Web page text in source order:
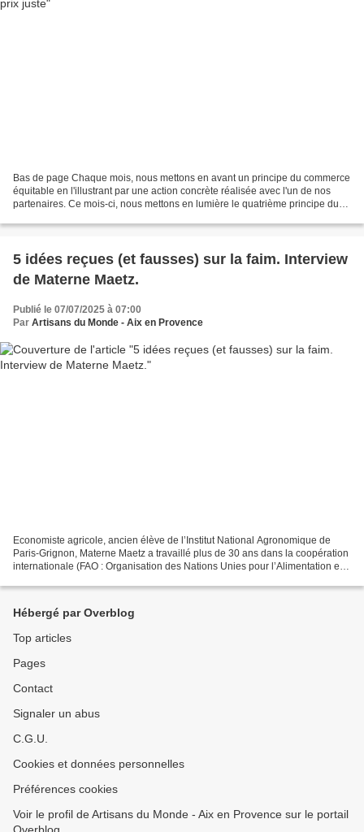
Bas de page Chaque mois, nous mettons en avant un principe du commerce
équitable en l'illustrant par une action concrète réalisée avec l'un de nos
partenaires. Ce mois-ci, nous mettons en lumière le quatrième principe du
5 idées reçues (et fausses) sur la faim. Interview
de Materne Maetz.
Publié le 07/07/2025 à 07:00
Par Artisans du Monde - Aix en Provence
Economiste agricole, ancien élève de l’Institut National Agronomique de
Paris-Grignon, Materne Maetz a travaillé plus de 30 ans dans la coopération
internationale (FAO : Organisation des Nations Unies pour l’Alimentation et
Hébergé par Overblog
Top articles
Pages
Contact
Signaler un abus
C.G.U.
Cookies et données personnelles
Préférences cookies
Voir le profil de Artisans du Monde - Aix en Provence sur le portail